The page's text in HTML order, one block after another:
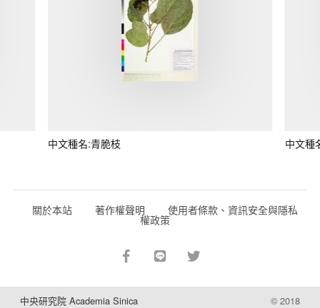
中文種名:青脆枝 中文種
關於本站 著作權聲明 使用者條款、資訊安全與隱私
權政策
中央研究院 Academia Sinica © 2018